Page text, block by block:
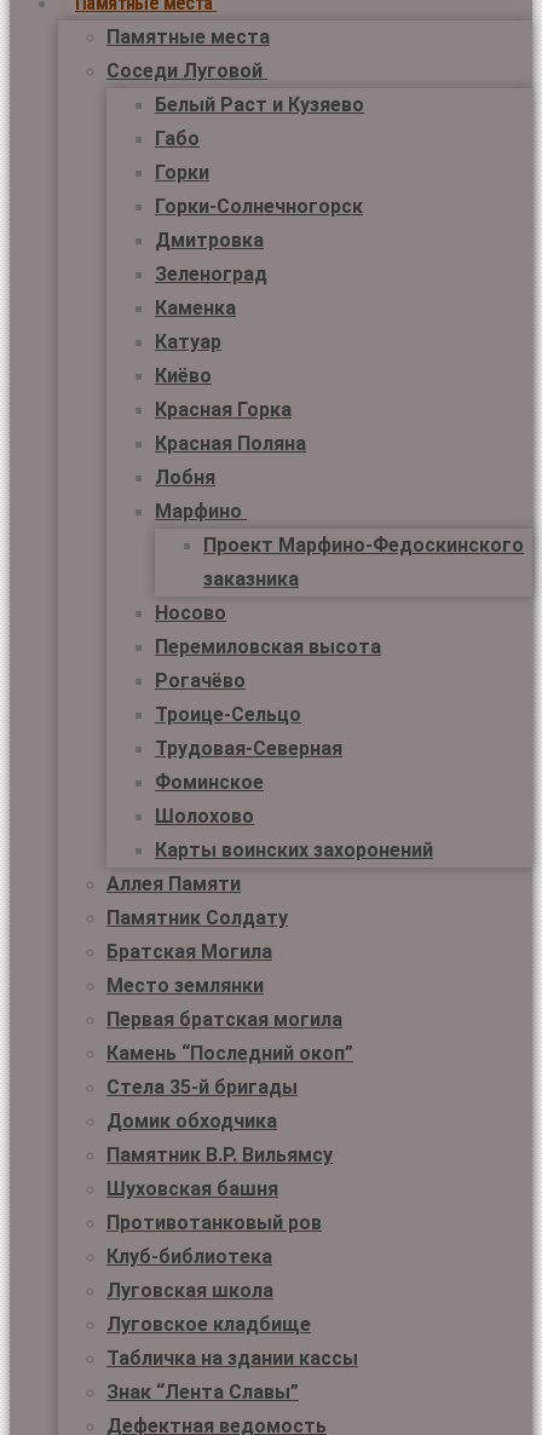
Памятные места
Соседи Луговой
Белый Раст и Кузяево
Габо
Горки
Горки-Солнечногорск
Дмитровка
Зеленоград
Каменка
Катуар
Киёво
Красная Горка
Красная Поляна
Лобня
Марфино
Проект Марфино-Федоскинского
заказника
Носово
Перемиловская высота
Рогачёво
Троице-Сельцо
Трудовая-Северная
Фоминское
Шолохово
Карты воинских захоронений
Аллея Памяти
Памятник Солдату
Братская Могила
Место землянки
Первая братская могила
Камень “Последний окоп”
Стела 35-й бригады
Домик обходчика
Памятник В.Р. Вильямсу
Шуховская башня
Противотанковый ров
Клуб-библиотека
Луговская школа
Луговское кладбище
Табличка на здании кассы
Знак “Лента Славы”
Дефектная ведомость